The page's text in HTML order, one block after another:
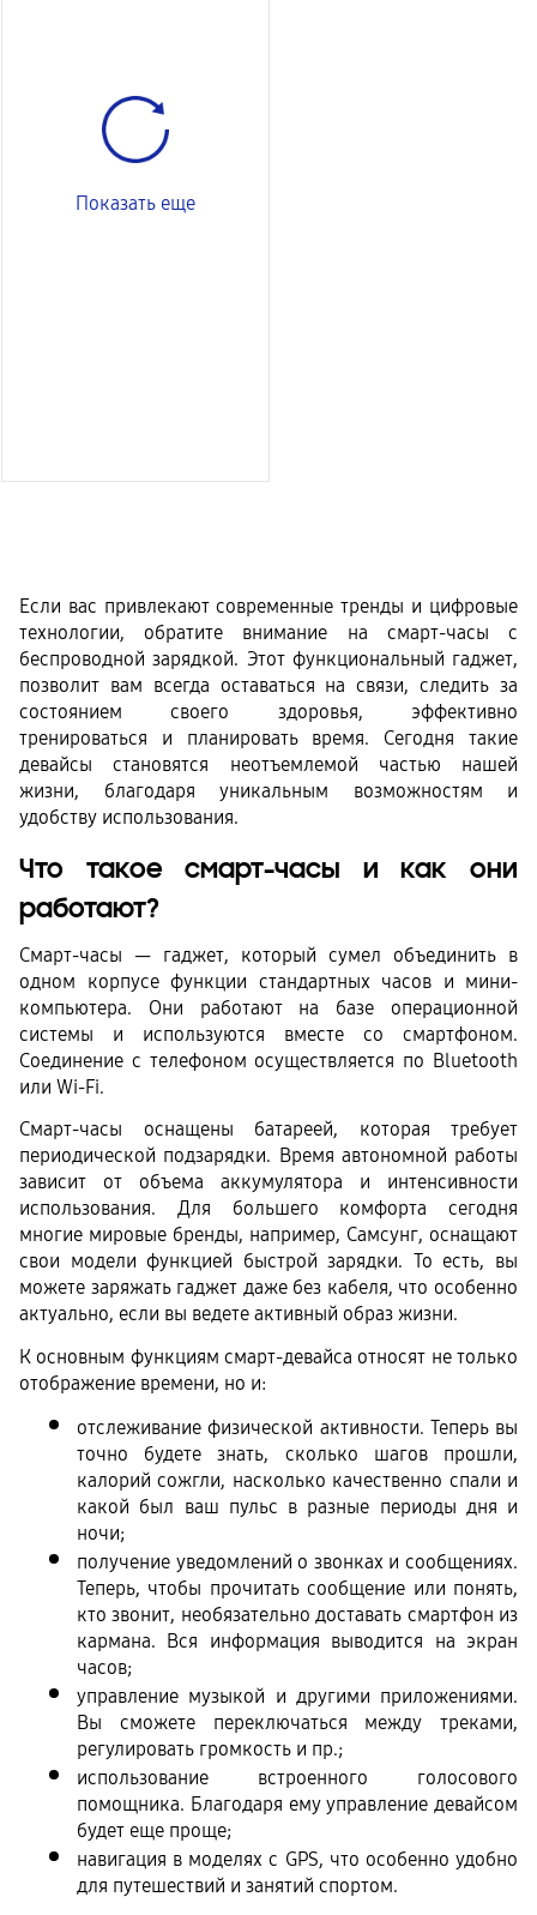
Показать еще
Если вас привлекают современные тренды и цифровые
технологии, обратите внимание на смарт-часы с
беспроводной зарядкой. Этот функциональный гаджет,
позволит вам всегда оставаться на связи, следить за
состоянием своего здоровья, эффективно
тренироваться и планировать время. Сегодня такие
девайсы становятся неотъемлемой частью нашей
жизни, благодаря уникальным возможностям и
удобству использования.
Что такое смарт-часы и как они
работают?
Смарт-часы — гаджет, который сумел объединить в
одном корпусе функции стандартных часов и мини-
компьютера. Они работают на базе операционной
системы и используются вместе со смартфоном.
Соединение с телефоном осуществляется по Bluetooth
или Wi-Fi.
Смарт-часы оснащены батареей, которая требует
периодической подзарядки. Время автономной работы
зависит от объема аккумулятора и интенсивности
использования. Для большего комфорта сегодня
многие мировые бренды, например, Самсунг, оснащают
свои модели функцией быстрой зарядки. То есть, вы
можете заряжать гаджет даже без кабеля, что особенно
актуально, если вы ведете активный образ жизни.
К основным функциям смарт-девайса относят не только
отображение времени, но и:
отслеживание физической активности. Теперь вы
точно будете знать, сколько шагов прошли,
калорий сожгли, насколько качественно спали и
какой был ваш пульс в разные периоды дня и
ночи;
получение уведомлений о звонках и сообщениях.
Теперь, чтобы прочитать сообщение или понять,
кто звонит, необязательно доставать смартфон из
кармана. Вся информация выводится на экран
часов;
управление музыкой и другими приложениями.
Вы сможете переключаться между треками,
регулировать громкость и пр.;
использование встроенного голосового
помощника. Благодаря ему управление девайсом
будет еще проще;
навигация в моделях с GPS, что особенно удобно
для путешествий и занятий спортом.